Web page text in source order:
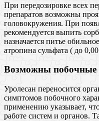
При передозировке всех
препаратов возможны
головокружения. При
рекомендуется выпить
назначается питье
атропина сульфата ( до
Возможны побочные
Уролесан переносится
симптомов побочного
применению указывает,
работе систем и органов.